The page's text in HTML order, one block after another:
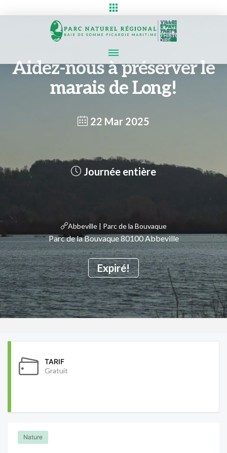
Aidez-nous à préserver le
marais de Long!
22 Mar 2025
Expiré!
Journée entière
Abbeville | Parc de la Bouvaque
Parc de la Bouvaque 80100 Abbeville
TARIF
Gratuit
Nature